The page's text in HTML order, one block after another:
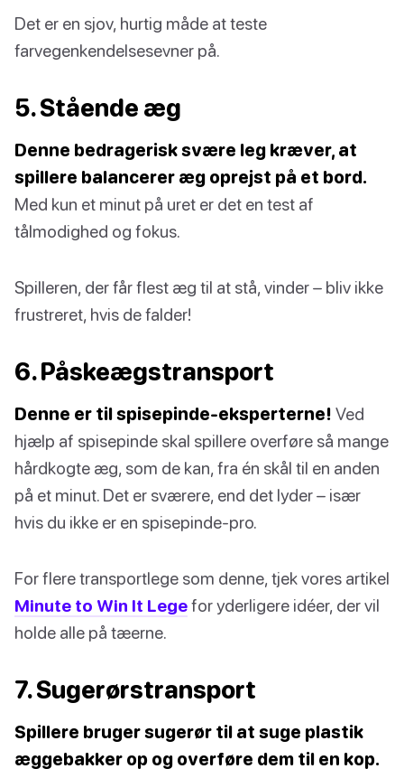
Det er en sjov, hurtig måde at teste
farvegenkendelsesevner på.
5. Stående æg
Denne bedragerisk svære leg kræver, at
spillere balancerer æg oprejst på et bord.
Med kun et minut på uret er det en test af
tålmodighed og fokus.
Spilleren, der får flest æg til at stå, vinder – bliv ikke
frustreret, hvis de falder!
6. Påskeægstransport
Denne er til spisepinde-eksperterne! Ved
hjælp af spisepinde skal spillere overføre så mange
hårdkogte æg, som de kan, fra én skål til en anden
på et minut. Det er sværere, end det lyder – især
hvis du ikke er en spisepinde-pro.
For flere transportlege som denne, tjek vores artikel
Minute to Win It Legefor yderligere idéer, der vil
holde alle på tæerne.
7. Sugerørstransport
Spillere bruger sugerør til at suge plastik
æggebakker op og overføre dem til en kop.